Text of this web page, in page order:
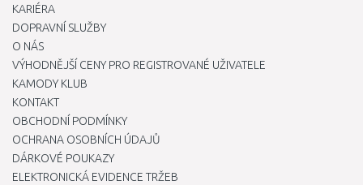
KARIÉRA
DOPRAVNÍ SLUŽBY
O NÁS
VÝHODNĚJŠÍ CENY PRO REGISTROVANÉ UŽIVATELE
KAMODY KLUB
KONTAKT
OBCHODNÍ PODMÍNKY
OCHRANA OSOBNÍCH ÚDAJŮ
DÁRKOVÉ POUKAZY
ELEKTRONICKÁ EVIDENCE TRŽEB